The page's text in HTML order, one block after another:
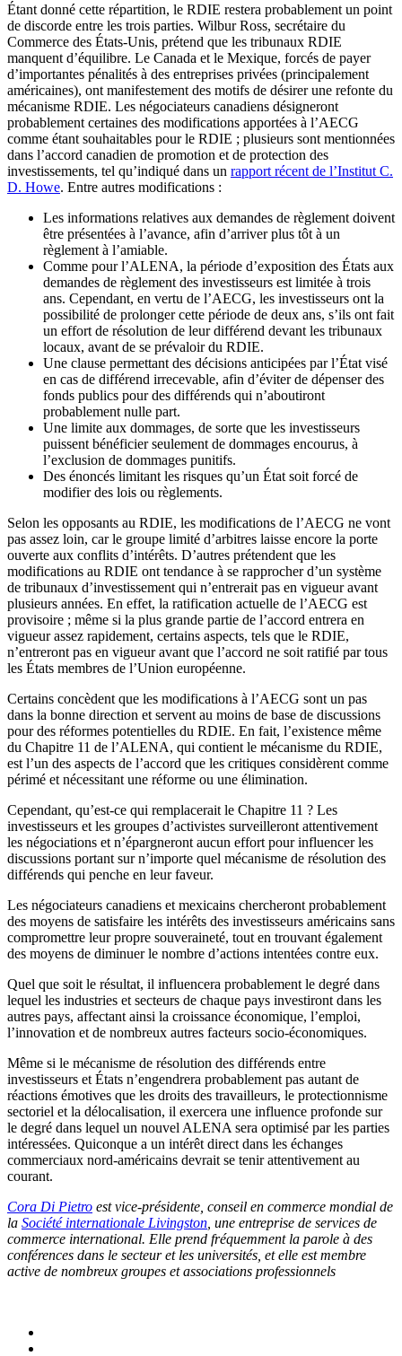
Étant donné cette répartition, le RDIE restera probablement un point
de discorde entre les trois parties. Wilbur Ross, secrétaire du
Commerce des États-Unis, prétend que les tribunaux RDIE
manquent d’équilibre. Le Canada et le Mexique, forcés de payer
d’importantes pénalités à des entreprises privées (principalement
américaines), ont manifestement des motifs de désirer une refonte du
mécanisme RDIE. Les négociateurs canadiens désigneront
probablement certaines des modifications apportées à l’AECG
comme étant souhaitables pour le RDIE ; plusieurs sont mentionnées
dans l’accord canadien de promotion et de protection des
investissements, tel qu’indiqué dans un rapport récent de l’Institut C.
D. Howe. Entre autres modifications :
Les informations relatives aux demandes de règlement doivent
être présentées à l’avance, afin d’arriver plus tôt à un
règlement à l’amiable.
Comme pour l’ALENA, la période d’exposition des États aux
demandes de règlement des investisseurs est limitée à trois
ans. Cependant, en vertu de l’AECG, les investisseurs ont la
possibilité de prolonger cette période de deux ans, s’ils ont fait
un effort de résolution de leur différend devant les tribunaux
locaux, avant de se prévaloir du RDIE.
Une clause permettant des décisions anticipées par l’État visé
en cas de différend irrecevable, afin d’éviter de dépenser des
fonds publics pour des différends qui n’aboutiront
probablement nulle part.
Une limite aux dommages, de sorte que les investisseurs
puissent bénéficier seulement de dommages encourus, à
l’exclusion de dommages punitifs.
Des énoncés limitant les risques qu’un État soit forcé de
modifier des lois ou règlements.
Selon les opposants au RDIE, les modifications de l’AECG ne vont
pas assez loin, car le groupe limité d’arbitres laisse encore la porte
ouverte aux conflits d’intérêts. D’autres prétendent que les
modifications au RDIE ont tendance à se rapprocher d’un système
de tribunaux d’investissement qui n’entrerait pas en vigueur avant
plusieurs années. En effet, la ratification actuelle de l’AECG est
provisoire ; même si la plus grande partie de l’accord entrera en
vigueur assez rapidement, certains aspects, tels que le RDIE,
n’entreront pas en vigueur avant que l’accord ne soit ratifié par tous
les États membres de l’Union européenne.
Certains concèdent que les modifications à l’AECG sont un pas
dans la bonne direction et servent au moins de base de discussions
pour des réformes potentielles du RDIE. En fait, l’existence même
du Chapitre 11 de l’ALENA, qui contient le mécanisme du RDIE,
est l’un des aspects de l’accord que les critiques considèrent comme
périmé et nécessitant une réforme ou une élimination.
Cependant, qu’est-ce qui remplacerait le Chapitre 11 ? Les
investisseurs et les groupes d’activistes surveilleront attentivement
les négociations et n’épargneront aucun effort pour influencer les
discussions portant sur n’importe quel mécanisme de résolution des
différends qui penche en leur faveur.
Les négociateurs canadiens et mexicains chercheront probablement
des moyens de satisfaire les intérêts des investisseurs américains sans
compromettre leur propre souveraineté, tout en trouvant également
des moyens de diminuer le nombre d’actions intentées contre eux.
Quel que soit le résultat, il influencera probablement le degré dans
lequel les industries et secteurs de chaque pays investiront dans les
autres pays, affectant ainsi la croissance économique, l’emploi,
l’innovation et de nombreux autres facteurs socio-économiques.
Même si le mécanisme de résolution des différends entre
investisseurs et États n’engendrera probablement pas autant de
réactions émotives que les droits des travailleurs, le protectionnisme
sectoriel et la délocalisation, il exercera une influence profonde sur
le degré dans lequel un nouvel ALENA sera optimisé par les parties
intéressées. Quiconque a un intérêt direct dans les échanges
commerciaux nord-américains devrait se tenir attentivement au
courant.
Cora Di Pietro est vice-présidente, conseil en commerce mondial de
la Société internationale Livingston , une entreprise de services de
commerce international. Elle prend fréquemment la parole à des
conférences dans le secteur et les universités, et elle est membre
active de nombreux groupes et associations professionnels